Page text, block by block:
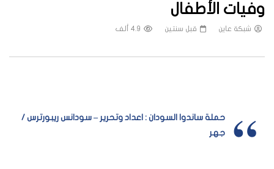
وفيات الأطفال
شبكة عاين قبل سنتين 4.9 ألف
حملة ساندوا السودان : اعداد وتحرير – سودانس ريبورترس /
جهر